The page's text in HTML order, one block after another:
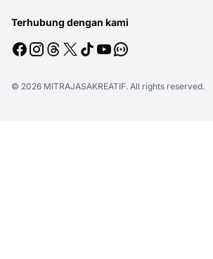
Terhubung dengan kami
© 2026 MITRAJASAKREATIF. All rights reserved.